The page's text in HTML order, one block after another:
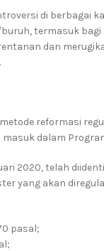
di berbagai
termasuk bagi
dan
reformasi
masuk dalam
2020, telah
yang akan
pasal;